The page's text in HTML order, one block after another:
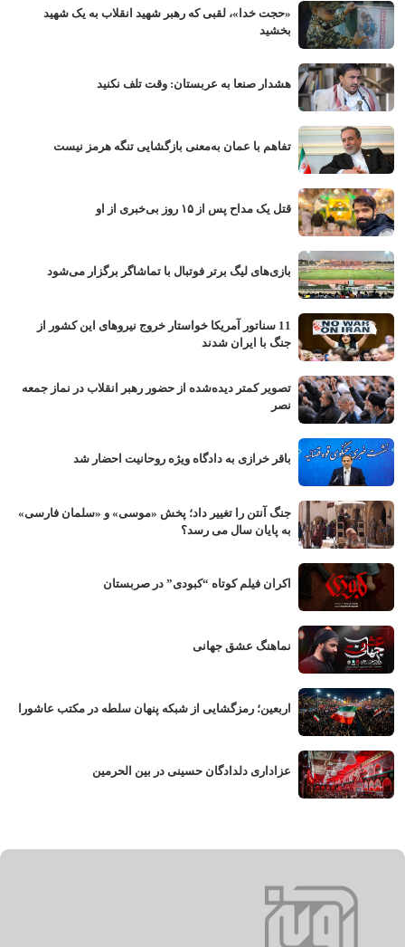
«حجت خدا»، لقبی که رهبر شهید انقلاب به یک شهید
بخشید
هشدار صنعا به عربستان: وقت تلف نکنید
تفاهم با عمان به‌معنی بازگشایی تنگه هرمز نیست
قتل یک مداح پس از ۱۵ روز بی‌خبری از او
بازی‌های لیگ برتر فوتبال با تماشاگر برگزار می‌شود
11 سناتور آمریکا خواستار خروج نیروهای این کشور از
جنگ با ایران شدند
تصویر کمتر دیده‌شده از حضور رهبر انقلاب در نماز جمعه
نصر
باقر خرازی به دادگاه ویژه روحانیت احضار شد
جنگ آنتن را تغییر داد؛ پخش «موسی» و «سلمان فارسی»
به پایان سال می رسد؟
اکران فیلم کوتاه “کبودی” در صربستان
نماهنگ عشق جهانی
اربعین؛ رمزگشایی از شبکه پنهان سلطه در مکتب عاشورا
عزاداری دلدادگان حسینی در بین الحرمین